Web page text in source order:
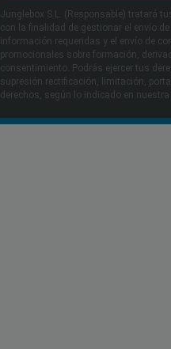
Junglebox S.L. (Responsable) tratará
con la finalidad de gestionar el envío
información requeridas y el envío de
promocionales sobre formación,
consentimiento. Podrás ejercer tus
supresión rectificación, limitación,
derechos, según lo indicado en nuestra